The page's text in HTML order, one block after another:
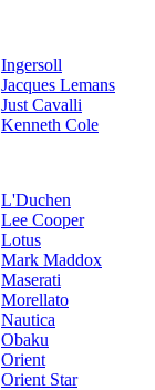
Ingersoll
Jacques Lemans
Just Cavalli
Kenneth Cole
L'Duchen
Lee Cooper
Lotus
Mark Maddox
Maserati
Morellato
Nautica
Obaku
Orient
Orient Star